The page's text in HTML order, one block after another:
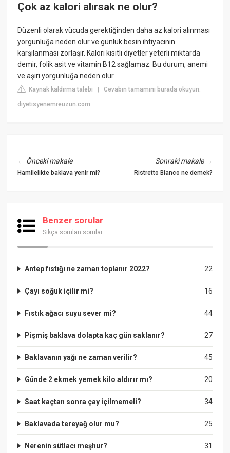
Çok az kalori alırsak ne olur?
Düzenli olarak vücuda gerektiğinden daha az kalori alınması
yorgunluğa neden olur ve günlük besin ihtiyacının
karşılanması zorlaşır. Kalori kısıtlı diyetler yeterli miktarda
demir, folik asit ve vitamin B12 sağlamaz. Bu durum, anemi
ve aşırı yorgunluğa neden olur.
Kaynak kaldırma talebi |Cevabın tamamını burada okuyun:
diyetisyenemreuzun.com
← Önceki makale
Hamilelikte baklava yenir mi?
Sonraki makale→
Ristretto Bianco ne demek?
Benzer sorular
Sıkça sorulan sorular
22
Antep fıstığı ne zaman toplanır 2022?
16
Çayı soğuk içilir mi?
44
Fıstık ağacı suyu sever mi?
27
Pişmiş baklava dolapta kaç gün saklanır?
45
Baklavanın yağı ne zaman verilir?
20
Günde 2 ekmek yemek kilo aldırır mı?
34
Saat kaçtan sonra çay içilmemeli?
25
Baklavada tereyağ olur mu?
31
Nerenin sütlacı meşhur?